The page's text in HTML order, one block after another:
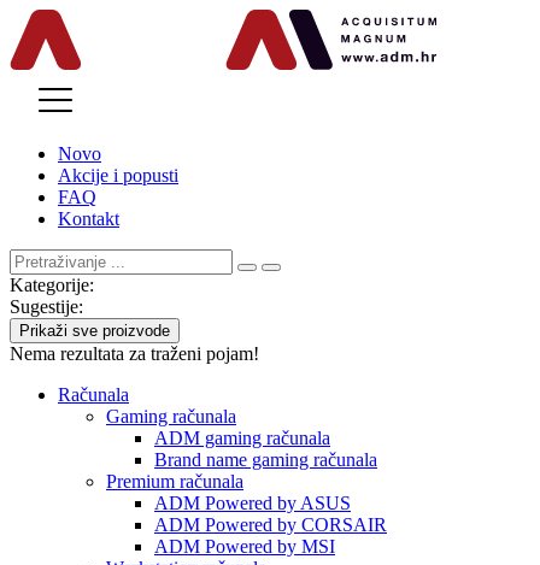
Novo
Akcije i popusti
FAQ
Kontakt
Kategorije:
Sugestije:
Prikaži sve proizvode
Nema rezultata za traženi pojam!
Računala
Gaming računala
ADM gaming računala
Brand name gaming računala
Premium računala
ADM Powered by ASUS
ADM Powered by CORSAIR
ADM Powered by MSI